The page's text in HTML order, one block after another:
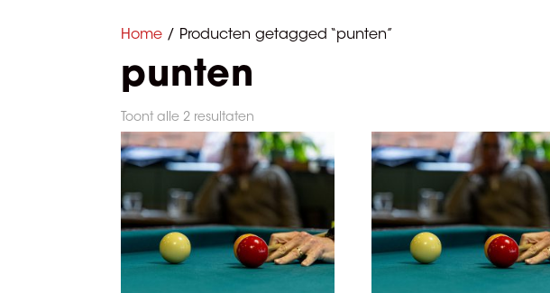
Home / Producten getagged “punten”
punten
Toont alle 2 resultaten